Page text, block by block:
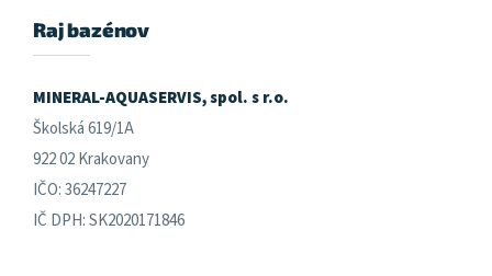
Raj bazénov
MINERAL-AQUASERVIS, spol. s r.o.
Školská 619/1A
922 02 Krakovany
IČO: 36247227
IČ DPH: SK2020171846